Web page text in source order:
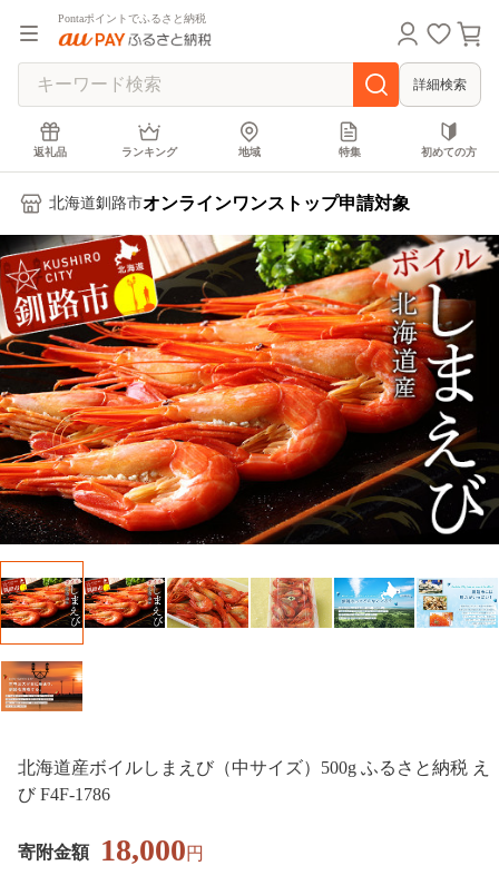
Pontaポイントでふるさと納税
詳細検索
返礼品 ランキング 地域 特集 初めての方
北海道釧路市オンラインワンストップ申請対象
北海道産ボイルしまえび（中サイズ）500g ふるさと納税 え
び F4F-1786
寄附金額 18,000円